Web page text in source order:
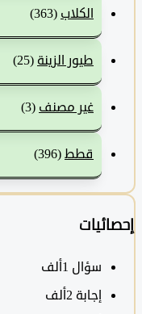
الكلاب(363)
طيور الزينة (25)
غير مصنف(3)
قطط (396)
سؤال1ألف
‫إجابة 2ألف